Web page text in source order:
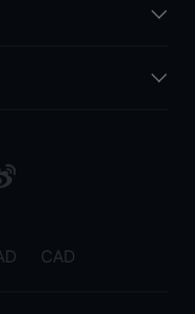
CAD